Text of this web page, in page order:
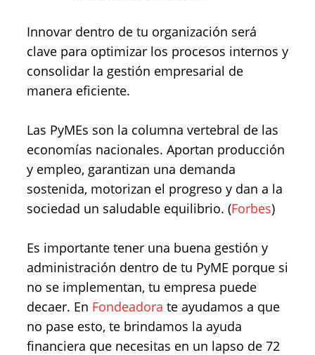
Innovar dentro de tu organización será
clave para optimizar los procesos internos y
consolidar la gestión empresarial de
manera eficiente.
Las PyMEs son la columna vertebral de las
economías nacionales. Aportan producción
y empleo, garantizan una demanda
sostenida, motorizan el progreso y dan a la
sociedad un saludable equilibrio. (Forbes)
Es importante tener una buena gestión y
administración dentro de tu PyME porque si
no se implementan, tu empresa puede
decaer. En Fondeadora te ayudamos a que
no pase esto, te brindamos la ayuda
financiera que necesitas en un lapso de 72